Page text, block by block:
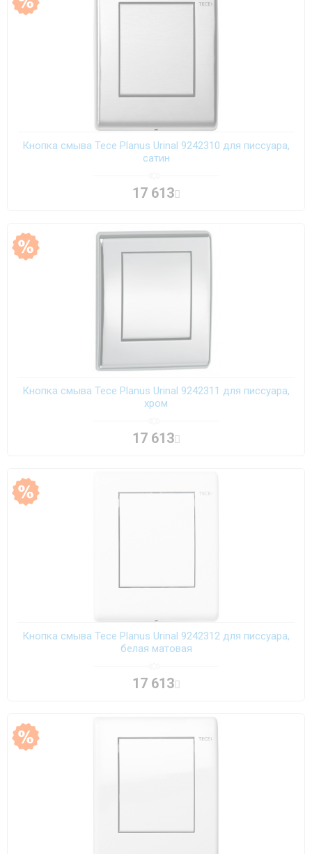
Кнопка смыва Tece Planus Urinal 9242310 для писсуара,
сатин
17 613
Кнопка смыва Tece Planus Urinal 9242311 для писсуара,
хром
17 613
Кнопка смыва Tece Planus Urinal 9242312 для писсуара,
белая матовая
17 613